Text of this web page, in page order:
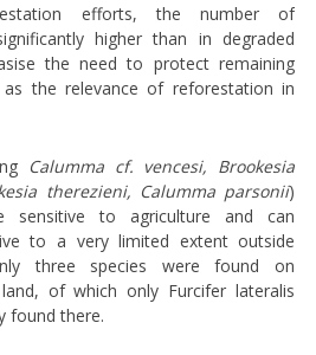
efforts, the number of
higher than in degraded
the need to protect remaining
the relevance of reforestation in
Calumma cf. vencesi, Brookesia
therezieni, Calumma parsonii)
sensitive to agriculture and can
to a very limited extent outside
three species were found on
of which only Furcifer lateralis
found there.